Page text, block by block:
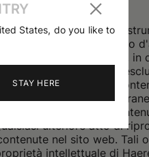
States, do you like to
STAY HERE
i colori, gli schemi, gli
sono protetti dal diritto
in tutto o in parte, in
e TD hanno il diritto
del Sito e dei suoi
di riproduzione
del sito e dei suoi
ulteriore atto di
nel sito web. Tali
intellettuale di